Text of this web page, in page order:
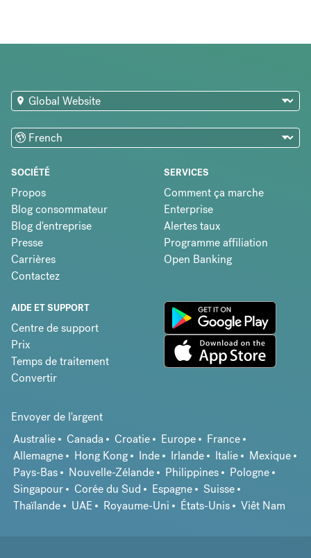
SOCIÉTÉ
Propos
Blog consommateur
Blog d'entreprise
Presse
Carrières
Contactez
SERVICES
Comment ça marche
Enterprise
Alertes taux
Programme affiliation
Open Banking
AIDE ET SUPPORT
Centre de support
Prix
Temps de traitement
Convertir
Envoyer de l'argent
Australie
Canada Croatie Europe
France
Allemagne
Hong Kong Inde Irlande Italie
Mexique
Pays-Bas
Nouvelle-Zélande Philippines
Pologne
Singapour
Corée du Sud Espagne
Suisse
Thaïlande
UAE Royaume-Uni États-Unis Viêt Nam